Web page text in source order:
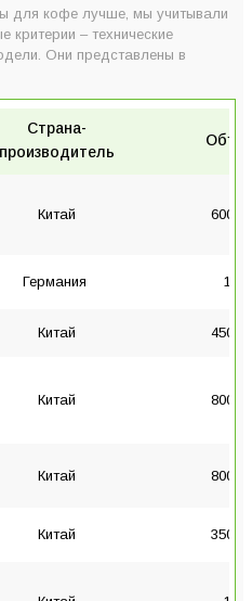
для кофе лучше, мы учитывали
критерии – технические
Они представлены в
Страна-
производитель
Китай 600
Германия 1 л
Китай 450
Китай 800
Китай 800
Китай 350